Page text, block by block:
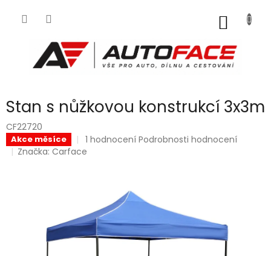
Stan s nůžkovou konstrukcí 3x3m
CF22720
Akce měsíce
Průměrné
hodnocení
hvězdiček.
1 hodnocení Podrobnosti hodnocení
Značka:Carface